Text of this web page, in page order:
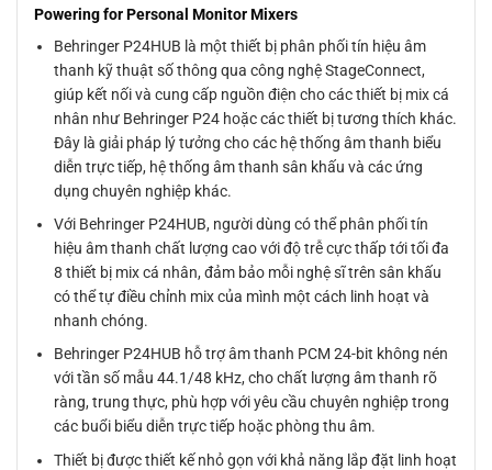
Powering for Personal Monitor Mixers
Behringer P24HUB là một thiết bị phân phối tín hiệu âm
thanh kỹ thuật số thông qua công nghệ StageConnect,
giúp kết nối và cung cấp nguồn điện cho các thiết bị mix cá
nhân như Behringer P24 hoặc các thiết bị tương thích khác.
Đây là giải pháp lý tưởng cho các hệ thống âm thanh biểu
diễn trực tiếp, hệ thống âm thanh sân khấu và các ứng
dụng chuyên nghiệp khác.
Với Behringer P24HUB, người dùng có thể phân phối tín
hiệu âm thanh chất lượng cao với độ trễ cực thấp tới tối đa
8 thiết bị mix cá nhân, đảm bảo mỗi nghệ sĩ trên sân khấu
có thể tự điều chỉnh mix của mình một cách linh hoạt và
nhanh chóng.
Behringer P24HUB hỗ trợ âm thanh PCM 24-bit không nén
với tần số mẫu 44.1/48 kHz, cho chất lượng âm thanh rõ
ràng, trung thực, phù hợp với yêu cầu chuyên nghiệp trong
các buổi biểu diễn trực tiếp hoặc phòng thu âm.
Thiết bị được thiết kế nhỏ gọn với khả năng lắp đặt linh hoạt